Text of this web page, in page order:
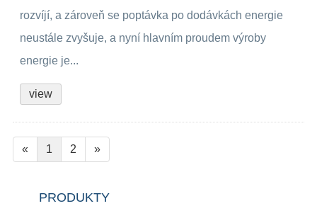
rozvíjí, a zároveň se poptávka po dodávkách energie
neustále zvyšuje, a nyní hlavním proudem výroby
energie je...
view
« 1 2 »
PRODUKTY